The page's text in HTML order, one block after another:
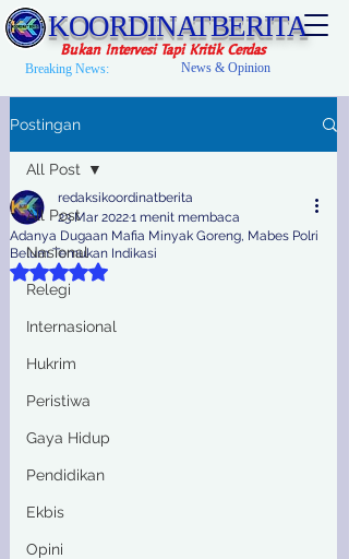
KOORDINATBERITA
Bukan Intervesi Tapi Kritik Cerdas
Breaking News: News & Opinion
Postingan
All Post
Nasional
Relegi
Internasional
Hukrim
Peristiwa
Gaya Hidup
Pendidikan
Ekbis
Opini
All Post
Adanya Dugaan Mafia Minyak Goreng, Mabes Polri
Belum Temukan Indikasi
redaksikoordinatberita
23 Mar 20221 menit membaca
Dinilai NaN dari 5 bintang.